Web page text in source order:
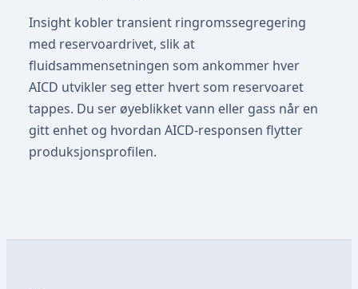
Insight kobler transient ringromssegregering
med reservoardrivet, slik at
fluidsammensetningen som ankommer hver
AICD utvikler seg etter hvert som reservoaret
tappes. Du ser øyeblikket vann eller gass når en
gitt enhet og hvordan AICD-responsen flytter
produksjonsprofilen.